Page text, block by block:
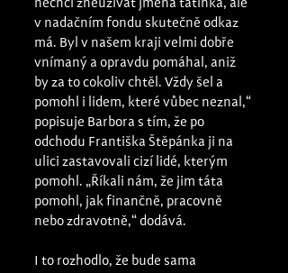
nechci zneužívat jména tatínka, ale
v nadačním fondu skutečně odkaz
má. Byl v našem kraji velmi dobře
vnímaný a opravdu pomáhal, aniž
by za to cokoliv chtěl. Vždy šel a
pomohl i lidem, které vůbec neznal,“
popisuje Barbora s tím, že po
odchodu Františka Štěpánka ji na
ulici zastavovali cizí lidé, kterým
pomohl. „Říkali nám, že jim táta
pomohl, jak finančně, pracovně
nebo zdravotně,“ dodává.
I to rozhodlo, že bude sama